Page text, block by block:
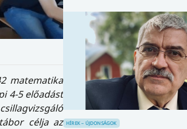
matematika
4-5 előadást
célja az HÍREK – ÚJDONSÁGOK